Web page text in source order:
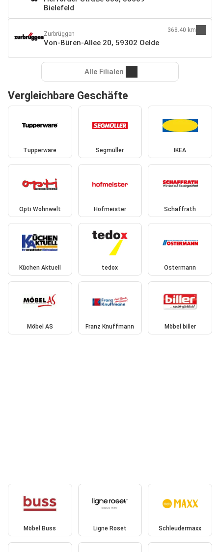
Bielefeld
Zurbrüggen
Von-Büren-Allee 20, 59302 Oelde
368.40 km
Alle Filialen
Vergleichbare Geschäfte
Tupperware Segmüller IKEA
Opti Wohnwelt Hofmeister Schaffrath
Küchen Aktuell tedox Ostermann
Möbel AS Franz Knuffmann Möbel biller
Möbel Buss Ligne Roset Schleudermaxx